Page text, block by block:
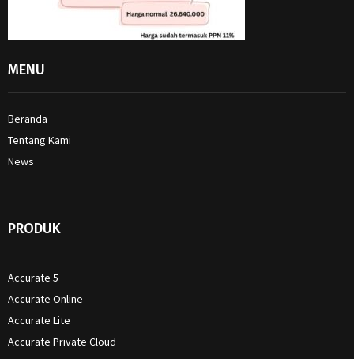
MENU
Beranda
Tentang Kami
News
PRODUK
Accurate 5
Accurate Online
Accurate Lite
Accurate Private Cloud